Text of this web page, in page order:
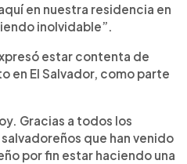
en nuestra residencia en
inolvidable”.
estar contenta de
en El Salvador, como parte
Gracias a todos los
que han venido
por fin estar haciendo una